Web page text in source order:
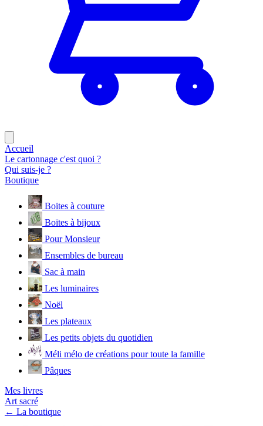
Accueil
Le cartonnage c'est quoi ?
Qui suis-je ?
Boutique
Boites à couture
Boïtes à bijoux
Pour Monsieur
Ensembles de bureau
Sac à main
Les luminaires
Noël
Les plateaux
Les petits objets du quotidien
Méli mélo de créations pour toute la famille
Pâques
Mes livres
Art sacré
← La boutique